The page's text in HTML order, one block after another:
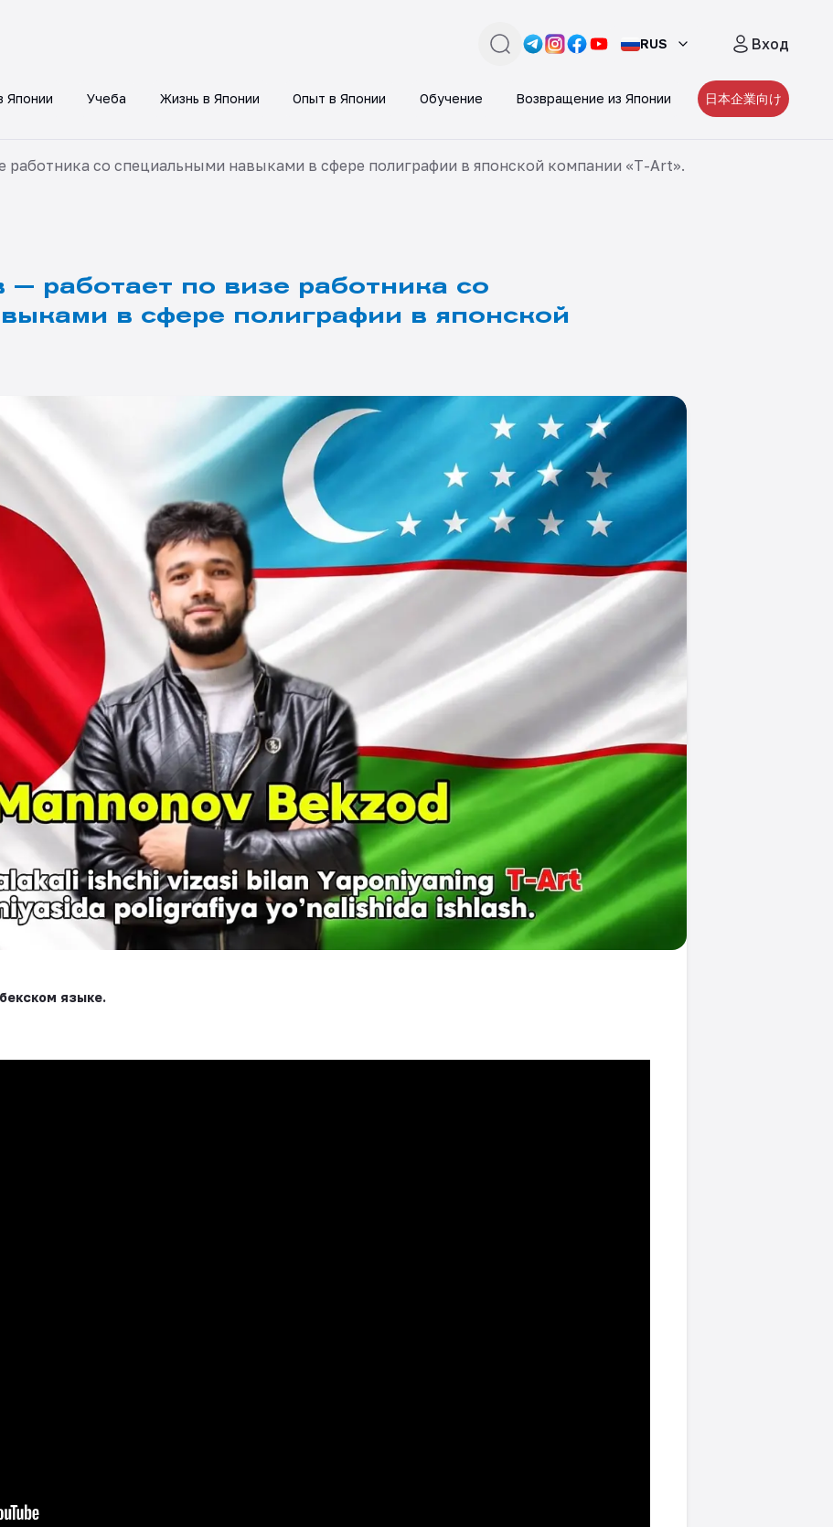
поиск
RUS Вход
Японии Учеба Жизнь в Японии Опыт в Японии Обучение Возвращение из Японии 日本企業向け
работника со специальными навыками в сфере полиграфии в японской компании «T-Art».
работает по визе работника со
в сфере полиграфии в японской
языке.